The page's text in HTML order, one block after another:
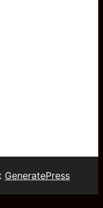
GeneratePress